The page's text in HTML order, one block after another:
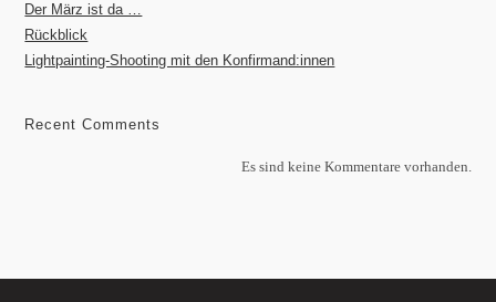
Der März ist da …
Rückblick
Lightpainting-Shooting mit den Konfirmand:innen
Recent Comments
Es sind keine Kommentare vorhanden.